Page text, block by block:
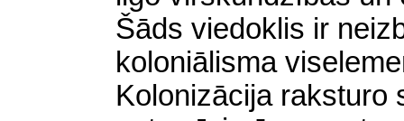
Šāds viedoklis ir
koloniālisma
Kolonizācija raksturo